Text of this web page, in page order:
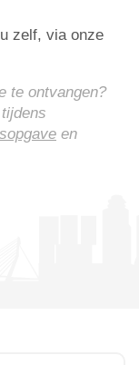
zelf, via onze
te ontvangen?
en